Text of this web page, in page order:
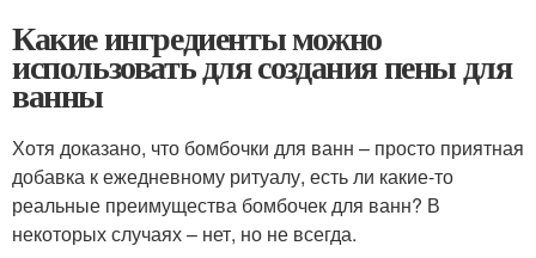
Какие ингредиенты можно
использовать для создания пены для
ванны
Хотя доказано, что бомбочки для ванн – просто приятная
добавка к ежедневному ритуалу, есть ли какие-то
реальные преимущества бомбочек для ванн? В
некоторых случаях – нет, но не всегда.